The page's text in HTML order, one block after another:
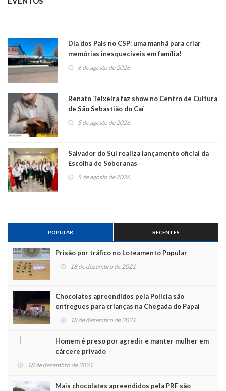
Dia dos Pais no CSP: uma manhã para criar
memórias inesquecíveis em família!
6 de agosto de 2026
Renato Teixeira faz show no Centro de Cultura
de São Sebastião do Caí
5 de agosto de 2026
Salvador do Sul realiza lançamento oficial da
Escolha de Soberanas
5 de agosto de 2026
POPULAR RECENTES
Prisão por tráfico no Loteamento Popular
18 de dezembro de 2021
Chocolates apreendidos pela Polícia são
entregues para crianças na Chegada do Papai
Noel 18 de dezembro de 2021
Homem é preso por agredir e manter mulher em
cárcere privado
18 de dezembro de 2021
Mais chocolates apreendidos pela PRF são